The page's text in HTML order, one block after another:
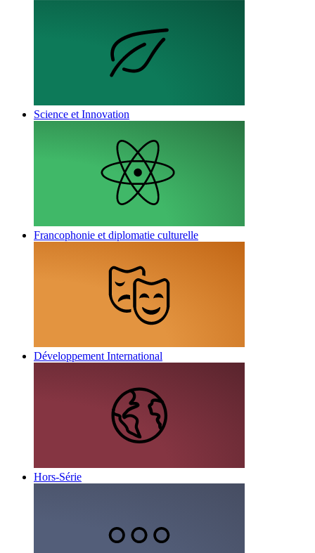
Science et Innovation
Francophonie et diplomatie culturelle
Développement International
Hors-Série